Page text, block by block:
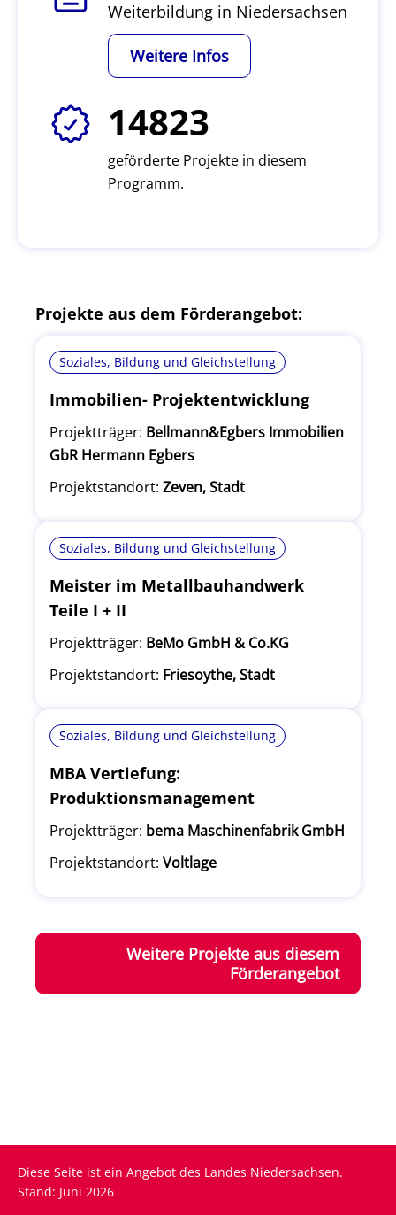
Weiterbildung in Niedersachsen
Weitere Infos
14823
geförderte Projekte in diesem
Programm.
Projekte aus dem Förderangebot:
Soziales, Bildung und Gleichstellung
Immobilien- Projektentwicklung
Projektträger: Bellmann&Egbers Immobilien
GbR Hermann Egbers
Projektstandort: Zeven, Stadt
Soziales, Bildung und Gleichstellung
Meister im Metallbauhandwerk
Teile I + II
Projektträger: BeMo GmbH & Co.KG
Projektstandort: Friesoythe, Stadt
Soziales, Bildung und Gleichstellung
MBA Vertiefung:
Produktionsmanagement
Projektträger: bema Maschinenfabrik GmbH
Projektstandort: Voltlage
Weitere Projekte aus diesem
Förderangebot
Diese Seite ist ein Angebot des Landes Niedersachsen.
Stand: Juni 2026